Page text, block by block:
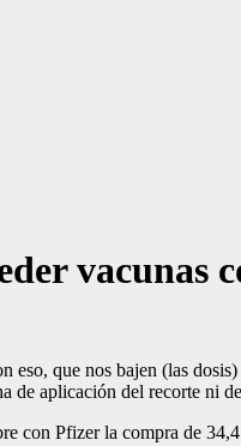
vacunas
eso, que nos bajen (las
de aplicación del recorte ni
con Pfizer la compra de